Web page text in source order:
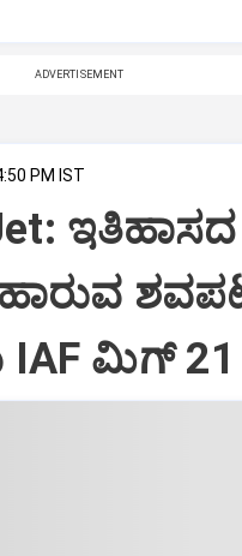
ADVERTISEMENT
PM IST
IAF ಮಿಗ್‌ 21